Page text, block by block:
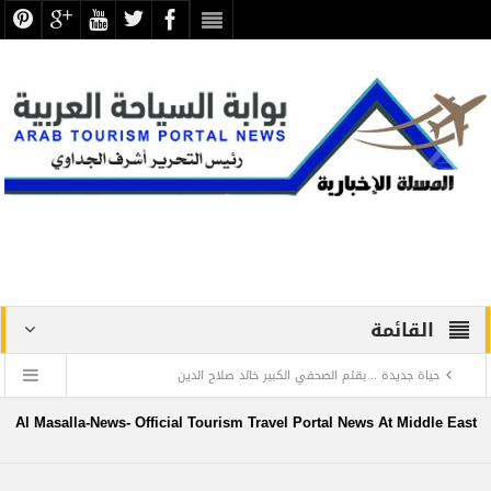
القائمة
حياة جديدة .. بقلم الصحفي الكبير خالد صلاح الدين
دراسة علمية ترصد الاكتشافات الأثرية والتطوير بجبانة الشاطبي
Al Masalla-News- Official Tourism Travel Portal News At Middle East